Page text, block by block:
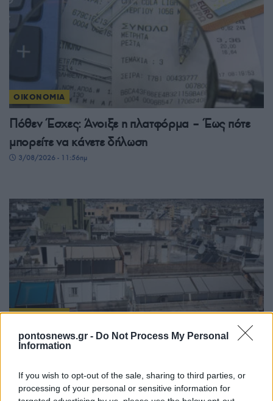
pontosnews.gr - Do Not Process My Personal
Information
If you wish to opt-out of the sale, sharing to third parties, or
processing of your personal or sensitive information for
ΟΙΚΟΝΟΜΙΑ
Πόθεν Έσχες: Άνοιξε η πλατφόρμα – Έως πότε
μπορείτε να κάνετε δήλωση
3/08/2026 - 11:56πμ
ΟΙΚΟΝΟΜΙΑ
Έχετε κλειστό σπίτι ή έγκριση στο «Σπίτι μου ΙΙ»; Τι
1/08/2026 - 10:33πμ